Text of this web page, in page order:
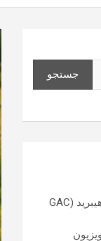
جستجو
بررسی کراس‌اوور هیبریدی جی ای سی امکو هیبرید (GAC